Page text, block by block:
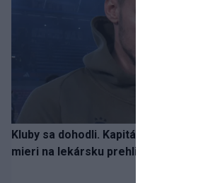
Kluby sa dohodli. Kapitán Sparty
mieri na lekársku prehliadku